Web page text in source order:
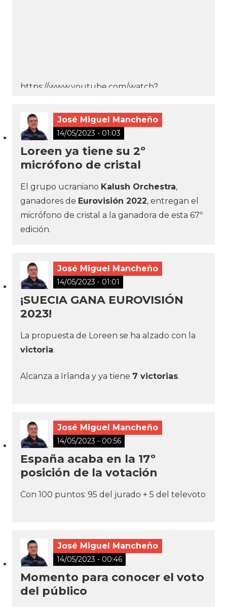
https://www.youtube.com/watch?
José Miguel Mancheño
14/05/2023 - 01:03
Loreen ya tiene su 2º
micrófono de cristal
El grupo ucraniano Kalush Orchestra,
ganadores de Eurovisión 2022, entregan el
micrófono de cristal a la ganadora de esta 67º
edición.
José Miguel Mancheño
14/05/2023 - 01:01
¡SUECIA GANA EUROVISIÓN
2023!
La propuesta de Loreen se ha alzado con la
victoria.
Alcanza a Irlanda y ya tiene 7 victorias.
José Miguel Mancheño
14/05/2023 - 00:56
España acaba en la 17º
posición de la votación
Con 100 puntos: 95 del jurado + 5 del televoto
José Miguel Mancheño
14/05/2023 - 00:46
Momento para conocer el voto
del público